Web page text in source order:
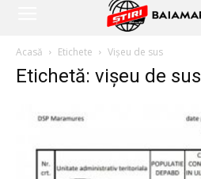
Acasă Etichete Vișeu de sus
Etichetă: vișeu de sus